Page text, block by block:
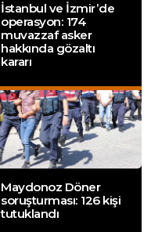
İstanbul ve İzmir’de
operasyon: 174
muvazzaf asker
hakkında gözaltı
kararı
Maydonoz Döner
soruşturması: 126 kişi
tutuklandı